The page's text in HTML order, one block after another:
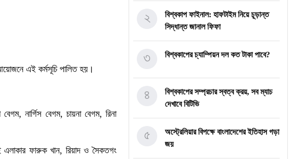
এই কর্মসূচি পালিত হয়।
নার্গিস বেগম, চায়না বেগম, রিনা
এলাকার ফারুক খান, রিয়াদ ও সৈকতগং
বিশ্বকাপ ফাইনাল: হাফটাইম নিয়ে চূড়ান্ত
সিদ্ধান্ত জানাল ফিফা
২
বিশ্বকাপের চ্যাম্পিয়ন দল কত টাকা পাবে?
৩
বিশ্বকাপের সম্প্রচার স্বত্ব ক্রয়, সব ম্যাচ
দেখাবে বিটিভি
৪
অস্ট্রেলিয়ার বিপক্ষে বাংলাদেশের ইতিহাস গড়া
জয়
৫